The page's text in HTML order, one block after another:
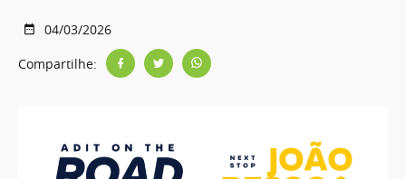
04/03/2026
Compartilhe: